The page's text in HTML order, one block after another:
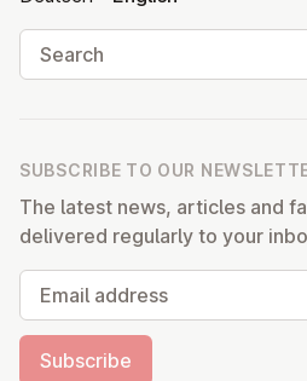
Search
SUBSCRIBE TO OUR
The latest news, articles and
delivered regularly to your
Email address
Subscribe